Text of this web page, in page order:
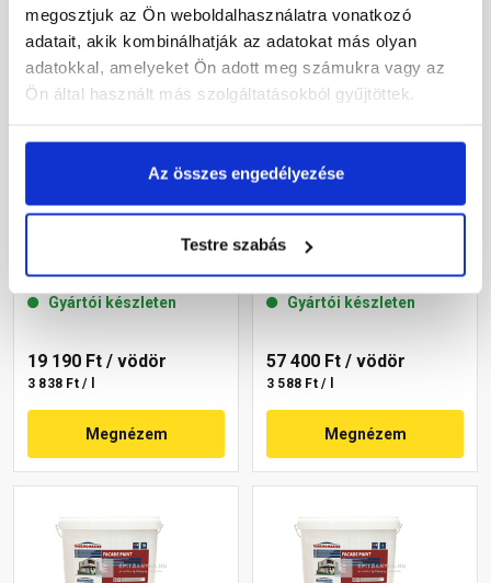
megosztjuk az Ön weboldalhasználatra vonatkozó
adatait, akik kombinálhatják az adatokat más olyan
adatokkal, amelyeket Ön adott meg számukra vagy az
Ön által használt más szolgáltatásokból gyűjtöttek.
Az összes engedélyezése
Testre szabás
Masterplast
Gyártói készleten
19 190 Ft / vödör
3 838 Ft / l
Megnézem
Masterplast
Thermomaster akril
Gyártói készleten
57 400 Ft / vödör
3 588 Ft / l
Megnézem